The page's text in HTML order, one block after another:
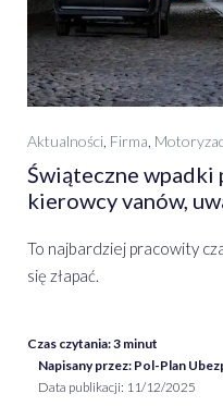
Aktualności Firma
Świąteczne wpadki
kierowcy vanów,
To najbardziej pracowity
się złapać.
Czas czytania:3 minut
Napisany przez: Pol-Plan
Data publikacji: 11/12/2025